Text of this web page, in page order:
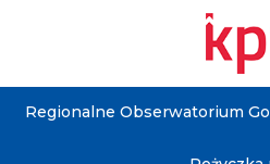
Regionalne Obserwatorium